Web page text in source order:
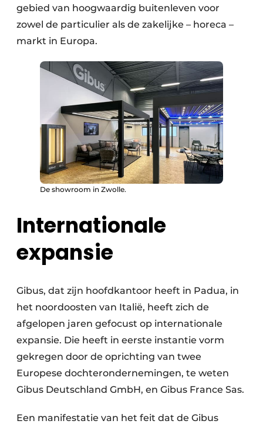
gebied van hoogwaardig buitenleven voor
zowel de particulier als de zakelijke – horeca –
markt in Europa.
De showroom in Zwolle.
Internationale
expansie
Gibus, dat zijn hoofdkantoor heeft in Padua, in
het noordoosten van Italië, heeft zich de
afgelopen jaren gefocust op internationale
expansie. Die heeft in eerste instantie vorm
gekregen door de oprichting van twee
Europese dochterondernemingen, te weten
Gibus Deutschland GmbH, en Gibus France Sas.
Een manifestatie van het feit dat de Gibus